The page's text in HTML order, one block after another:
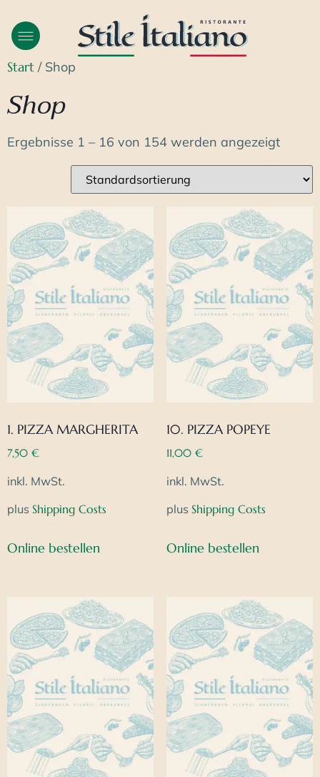
Start / Shop
Shop
Ergebnisse 1 – 16 von 154 werden angezeigt
1. PIZZA MARGHERITA
7,50 €
inkl. MwSt.
plus Shipping Costs
Online bestellen
10. PIZZA POPEYE
11,00 €
inkl. MwSt.
plus Shipping Costs
Online bestellen